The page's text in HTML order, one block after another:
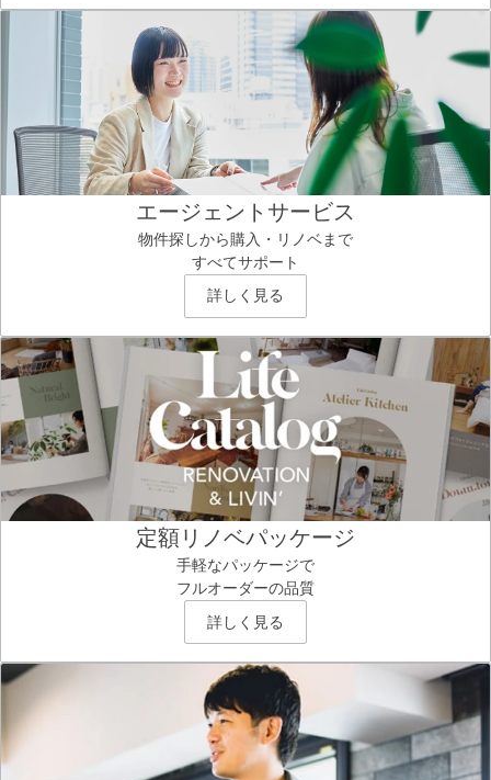
エージェントサービス
物件探しから購入・リノベまで
すべてサポート
詳しく見る
定額リノベパッケージ
手軽なパッケージで
フルオーダーの品質
詳しく見る